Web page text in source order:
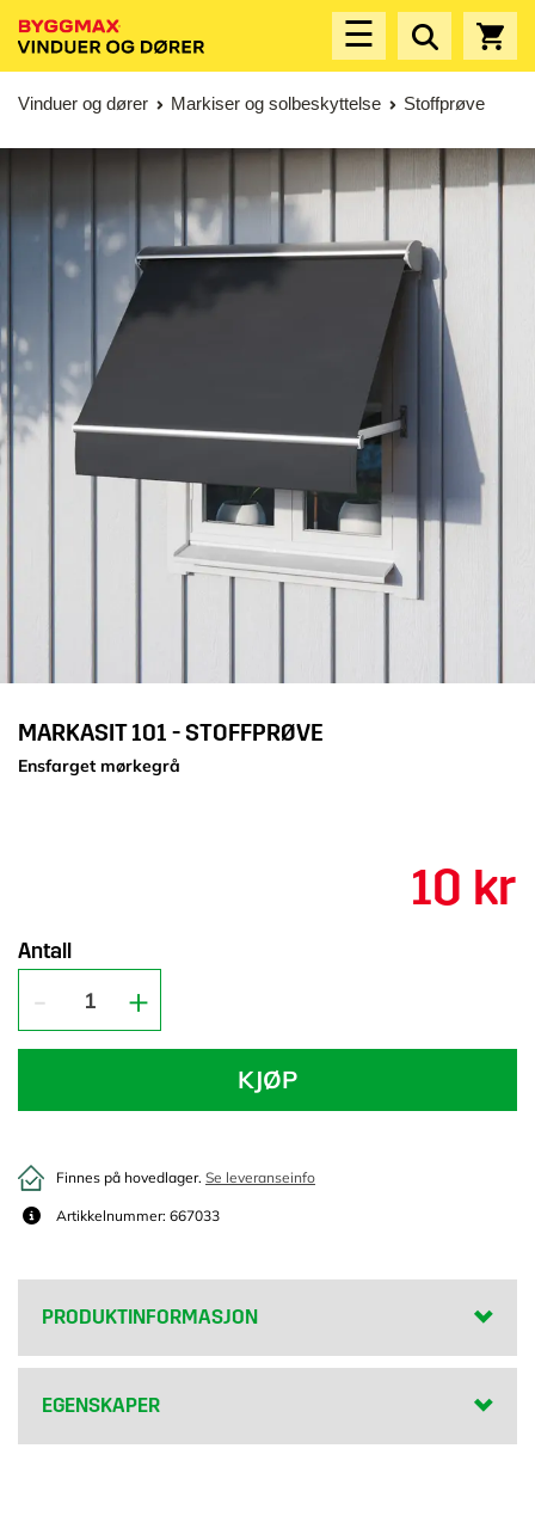
☰
Vinduer og dører Markiser og solbeskyttelse Stoffprøve
MARKASIT 101 - STOFFPRØVE
Ensfarget mørkegrå
10 kr
Antall
KJØP
Finnes på hovedlager. Se leveranseinfo
Artikkelnummer: 667033
PRODUKTINFORMASJON
EGENSKAPER